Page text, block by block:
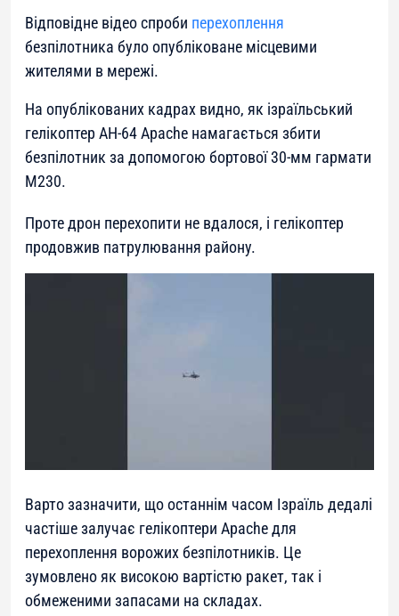
Відповідне відео спроби перехоплення
безпілотника було опубліковане місцевими
жителями в мережі.
На опублікованих кадрах видно, як ізраїльський
гелікоптер AH-64 Apache намагається збити
безпілотник за допомогою бортової 30-мм гармати
M230.
Проте дрон перехопити не вдалося, і гелікоптер
продовжив патрулювання району.
Варто зазначити, що останнім часом Ізраїль дедалі
частіше залучає гелікоптери Apache для
перехоплення ворожих безпілотників. Це
зумовлено як високою вартістю ракет, так і
обмеженими запасами на складах.